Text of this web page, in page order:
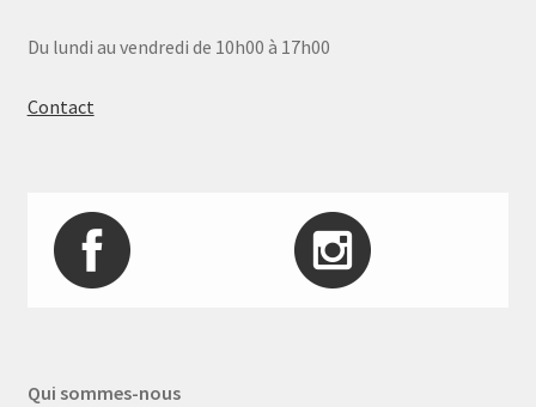
Du lundi au vendredi de 10h00 à 17h00
Contact
Qui sommes-nous